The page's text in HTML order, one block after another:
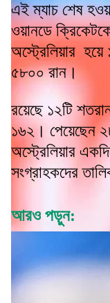
এই ম্যাচ শেষ
ওয়ানডে
অস্ট্রেলিয়ার হয়ে
৫৮০০ রান।
রয়েছে ১২টি
১৬২। পেয়েছেন
অস্ট্রেলিয়ার
সংগ্রাহকদের
আরও পড়ুন: